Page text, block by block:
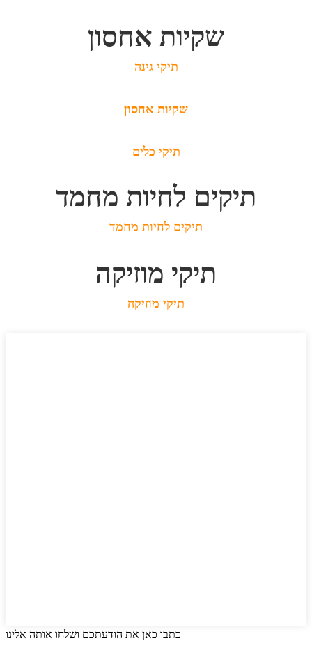
שקיות אחסון
תיקי גינה
שקיות אחסון
תיקי כלים
תיקים לחיות מחמד
תיקים לחיות מחמד
תיקי מוזיקה
תיקי מוזיקה
כתבו כאן את הודעתכם ושלחו אותה אלינו